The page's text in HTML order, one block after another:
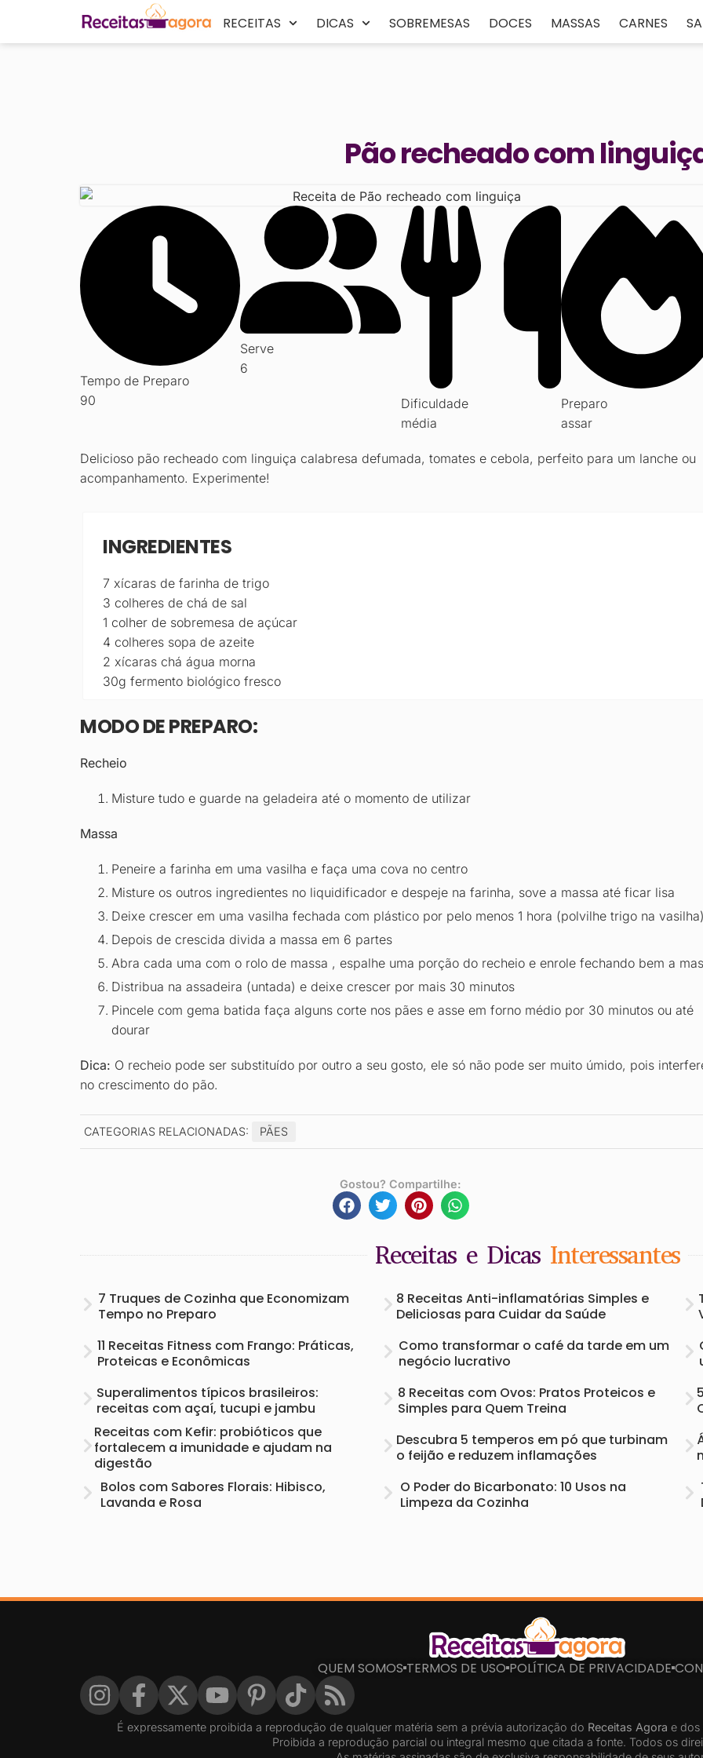
RECEITAS DICAS SOBREMESAS DOCES MASSAS CARNES
Pão recheado com
Tempo de Preparo
90
Serve
6
Dificuldade
média
Preparo
assar
Delicioso pão recheado com linguiça calabresa defumada, tomates e cebola, perfeito para um lanche ou
acompanhamento. Experimente!
INGREDIENTES
7 xícaras de farinha de trigo
3 colheres de chá de sal
1 colher de sobremesa de açúcar
4 colheres sopa de azeite
2 xícaras chá água morna
30g fermento biológico fresco
MODO DE PREPARO:
Recheio
Misture tudo e guarde na geladeira até o momento de utilizar
Massa
Peneire a farinha em uma vasilha e faça uma cova no centro
Misture os outros ingredientes no liquidificador e despeje na farinha, sove a massa até ficar lisa
Deixe crescer em uma vasilha fechada com plástico por pelo menos 1 hora (polvilhe trigo na vasilha)
Depois de crescida divida a massa em 6 partes
Abra cada uma com o rolo de massa , espalhe uma porção do recheio e enrole fechando bem a
Distribua na assadeira (untada) e deixe crescer por mais 30 minutos
Pincele com gema batida faça alguns corte nos pães e asse em forno médio por 30 minutos ou até
dourar
Dica: O recheio pode ser substituído por outro a seu gosto, ele só não pode ser muito úmido, pois
no crescimento do pão.
CATEGORIAS RELACIONADAS: PÃES
Gostou? Compartilhe:
Receitas e Dicas Interessantes
7 Truques de Cozinha que Economizam
Tempo no Preparo
8 Receitas Anti-inflamatórias Simples e
Deliciosas para Cuidar da Saúde
11 Receitas Fitness com Frango: Práticas,
Proteicas e Econômicas
Como transformar o café da tarde em um
negócio lucrativo
Superalimentos típicos brasileiros:
receitas com açaí, tucupi e jambu
8 Receitas com Ovos: Pratos Proteicos e
Simples para Quem Treina
Receitas com Kefir: probióticos que
fortalecem a imunidade e ajudam na
digestão
Descubra 5 temperos em pó que turbinam
o feijão e reduzem inflamações
Bolos com Sabores Florais: Hibisco,
Lavanda e Rosa
O Poder do Bicarbonato: 10 Usos na
Limpeza da Cozinha
QUEM SOMOSTERMOS DE USOPOLÍTICA DE PRIVACIDADE
É expressamente proibida a reprodução de qualquer matéria sem a prévia autorização do Receitas Agora e dos
Proibida a reprodução parcial ou integral mesmo que citada a fonte. Todos os